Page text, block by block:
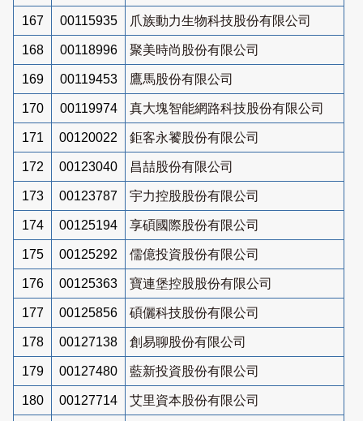
167 00115935 爪族動力生物科技股份有限公司
168 00118996 聚美時尚股份有限公司
169 00119453 鷹馬股份有限公司
170 00119974 真大塊智能網路科技股份有限公司
171 00120022 鉅客永饕股份有限公司
172 00123040 昌喆股份有限公司
173 00123787 宇力控股股份有限公司
174 00125194 享碩國際股份有限公司
175 00125292 儒億投資股份有限公司
176 00125363 寶連堡控股股份有限公司
177 00125856 碩儷科技股份有限公司
178 00127138 創易聊股份有限公司
179 00127480 藍新投資股份有限公司
180 00127714 艾里資本股份有限公司